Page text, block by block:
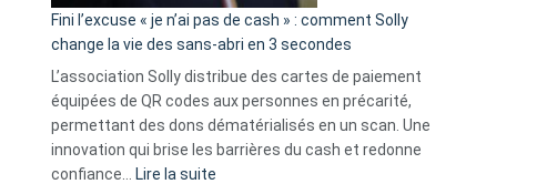
Fini l’excuse « je n’ai pas de cash » : comment Solly
change la vie des sans-abri en 3 secondes
L’association Solly distribue des cartes de paiement
équipées de QR codes aux personnes en précarité,
permettant des dons dématérialisés en un scan. Une
innovation qui brise les barrières du cash et redonne
confiance…
Lire la suite